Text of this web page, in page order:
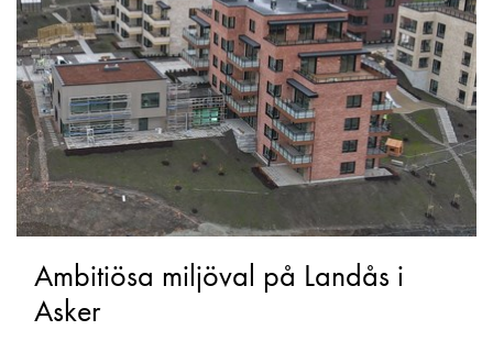
Ambitiösa miljöval på Landås i
Asker